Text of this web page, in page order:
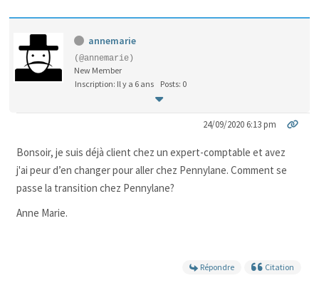
annemarie
(@annemarie)
New Member
Inscription: Il y a 6 ans
Posts: 0
24/09/2020 6:13 pm
Bonsoir, je suis déjà client chez un expert-comptable et avez
j'ai peur d’en changer pour aller chez Pennylane. Comment se
passe la transition chez Pennylane?
Anne Marie.
Répondre Citation